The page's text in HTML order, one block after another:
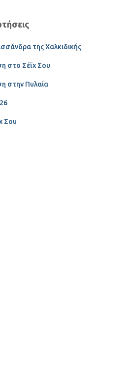
της Χαλκιδικής
στο Σέϊχ Σου
στην Πυλαία
Σου